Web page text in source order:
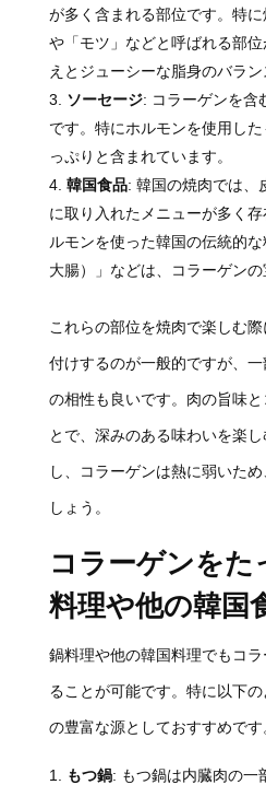
が多く含まれる部位です。特に
や「モツ」などと呼ばれる部
えとジューシーな脂身のバラン
ソーセージ: コラーゲンを含
です。特にホルモンを使用し
っぷりと含まれています。
韓国食品: 韓国の焼肉では、
に取り入れたメニューが多く
ルモンを使った韓国の伝統的
大腸）」などは、コラーゲンの
これらの部位を焼肉で楽しむ
付けするのが一般的ですが、
の相性も良いです。肉の旨味
とで、深みのある味わいを楽
し、コラーゲンは熱に弱いた
しょう。
コラーゲンを
料理や他の韓国
鍋料理や他の韓国料理でもコ
ることが可能です。特に以下
の豊富な源としておすすめです
もつ鍋: もつ鍋は内臓肉の一